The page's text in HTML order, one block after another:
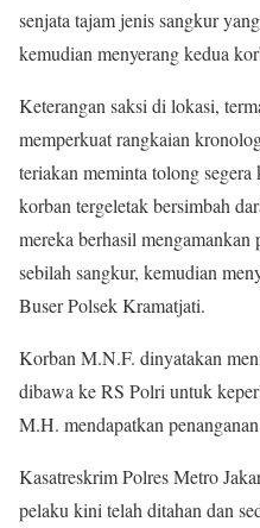
senjata tajam jenis sangkur
kemudian menyerang kedua
Keterangan saksi di lokasi,
memperkuat rangkaian
teriakan meminta tolong
korban tergeletak bersimbah
mereka berhasil
sebilah sangkur, kemudian
Buser Polsek Kramatjati.
Korban M.N.F. dinyatakan
dibawa ke RS Polri untuk
M.H. mendapatkan
Kasatreskrim Polres Metro
pelaku kini telah ditahan dan